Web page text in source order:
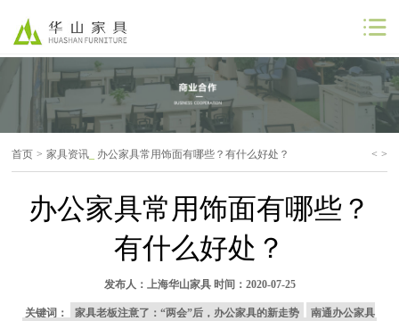
公司首页
公司简介
工程案例
联系我们
首页 > 家具资讯 办公家具常用饰面有哪些？有什么好处？ < >
办公家具常用饰面有哪些？
有什么好处？
发布人： 上海华山家具时间：2020-07-25
关键词： 家具老板注意了：“两会”后，办公家具的新走势
南通办公家具